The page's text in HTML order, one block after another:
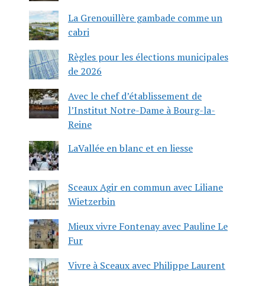
La Grenouillère gambade comme un
cabri
Règles pour les élections municipales
de 2026
Avec le chef d’établissement de
l’Institut Notre-Dame à Bourg-la-
Reine
LaVallée en blanc et en liesse
Sceaux Agir en commun avec Liliane
Wietzerbin
Mieux vivre Fontenay avec Pauline Le
Fur
Vivre à Sceaux avec Philippe Laurent